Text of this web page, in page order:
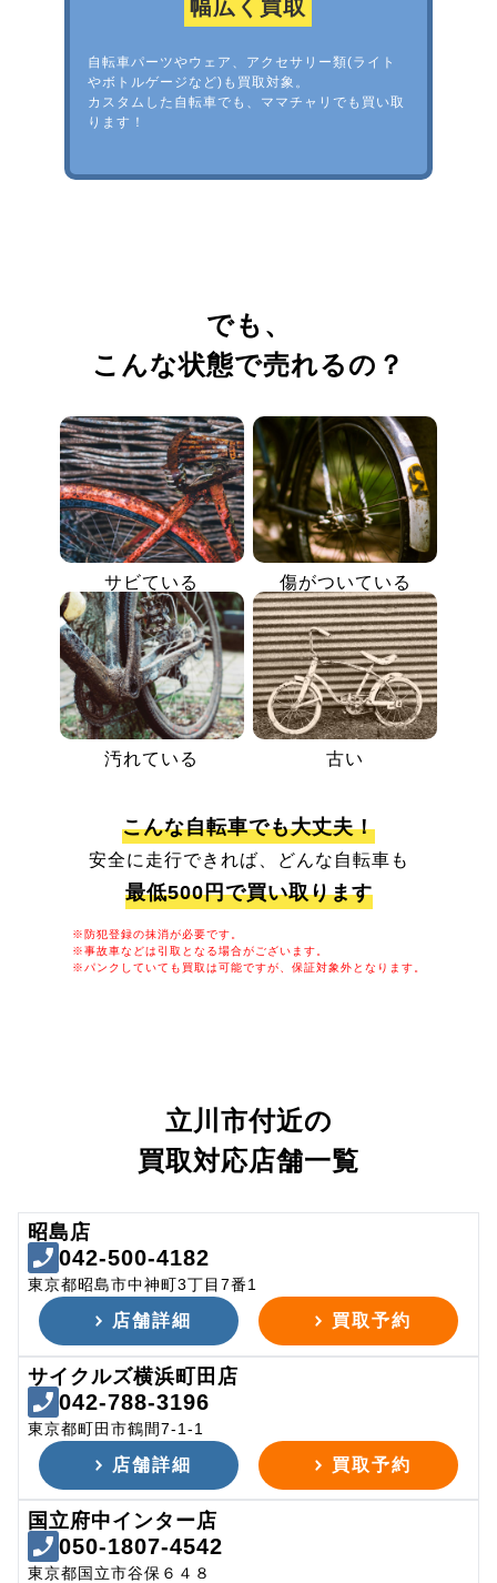
幅広く買取
自転車パーツやウェア、アクセサリー類(ライト
やボトルゲージなど)も買取対象。
カスタムした自転車でも、ママチャリでも買い取
ります！
でも、
こんな状態で売れるの？
サビている 傷がついている
汚れている 古い
こんな自転車でも大丈夫！
安全に走行できれば、どんな自転車も
最低500円で買い取ります
※防犯登録の抹消が必要です。
※事故車などは引取となる場合がございます。
※パンクしていても買取は可能ですが、保証対象外となります。
立川市付近の
買取対応店舗一覧
昭島店
042-500-4182
東京都昭島市中神町3丁目7番1
店舗詳細 買取予約
サイクルズ横浜町田店
042-788-3196
東京都町田市鶴間7-1-1
店舗詳細 買取予約
国立府中インター店
050-1807-4542
東京都国立市谷保６４８